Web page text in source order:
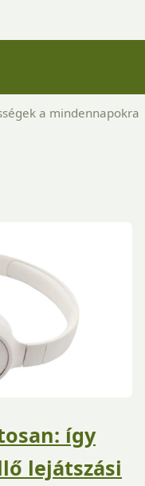
a mindennapokra
így
lejátszási